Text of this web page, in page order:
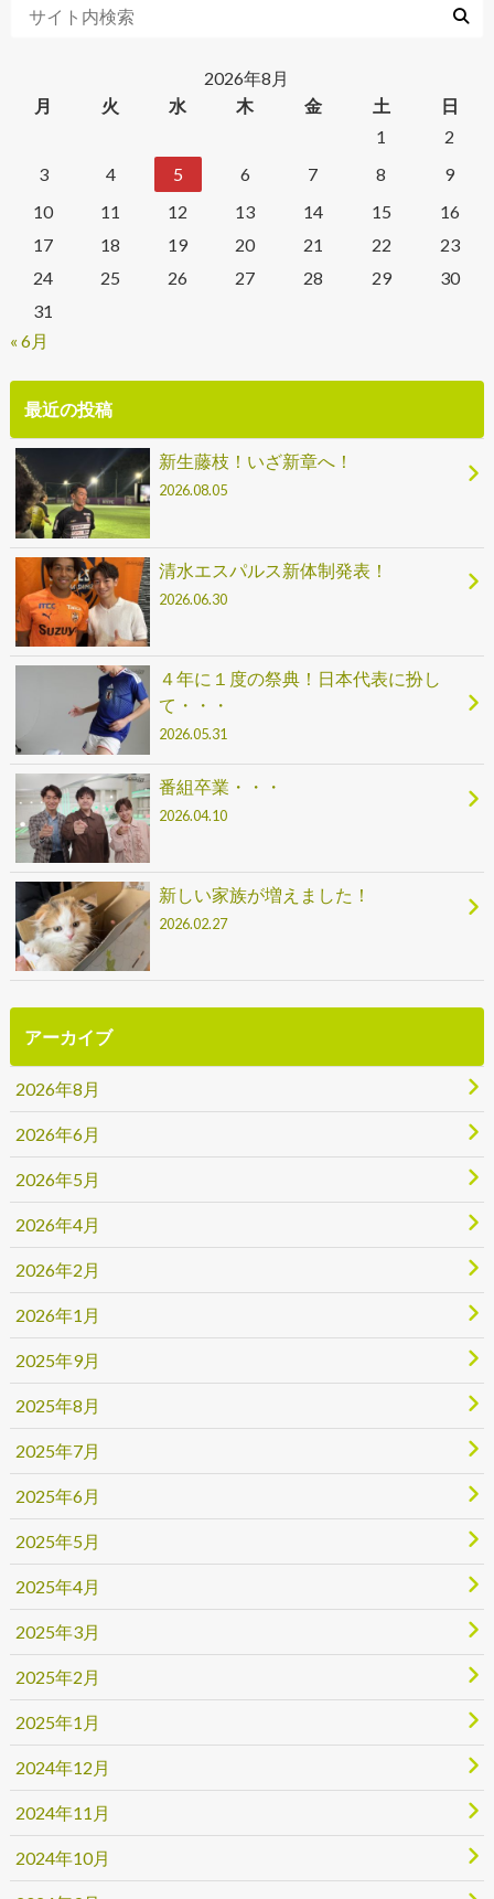
2026年8月
月
火 水 木 金 土
日
1
2
3
4 5 6 7 8
9
10
11 12 13 14 15
16
17
18 19 20 21 22
23
24
25 26 27 28 29
30
31
« 6月
最近の投稿
新生藤枝！いざ新章へ！
2026.08.05
清水エスパルス新体制発表！
2026.06.30
４年に１度の祭典！日本代表に扮し
て・・・
2026.05.31
番組卒業・・・
2026.04.10
新しい家族が増えました！
2026.02.27
アーカイブ
2026年8月
2026年6月
2026年5月
2026年4月
2026年2月
2026年1月
2025年9月
2025年8月
2025年7月
2025年6月
2025年5月
2025年4月
2025年3月
2025年2月
2025年1月
2024年12月
2024年11月
2024年10月